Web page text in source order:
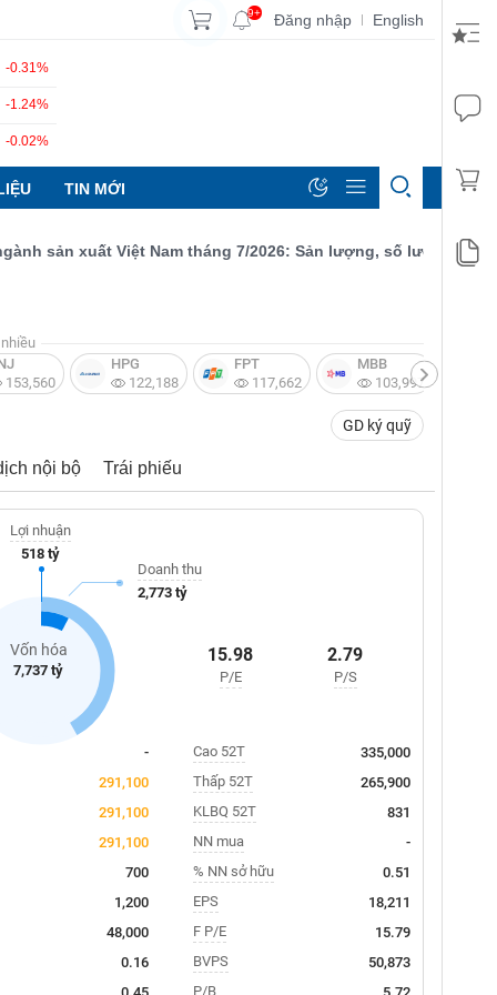
9+ Đăng nhập | English
-0.31%
-1.24%
-0.02%
TIN MỚI
sản xuất Việt Nam tháng 7/2026: Sản lượng, số lượng đơn đặt
153,560
HPG
122,188
FPT
117,662
MBB
103,997
GD ký quỹ
nội bộ Trái phiếu
Vốn hóa
7,737 tỷ
Lợi nhuận
518 tỷ
Doanh thu
2,773 tỷ
15.98
P/E
2.79
P/S
-
291,100
291,100
291,100
700
1,200
48,000
0.16
0.45
Cao 52T
335,000
Thấp 52T
265,900
KLBQ 52T
831
NN mua
-
% NN sở hữu
0.51
EPS
18,211
F P/E
15.79
BVPS
50,873
P/B
5.72